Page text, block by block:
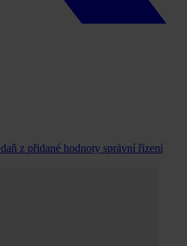
daň z přidané hodnoty správní řízení